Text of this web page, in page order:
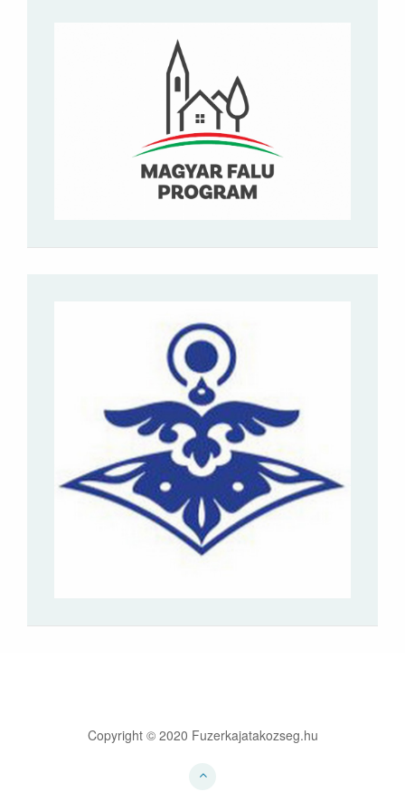
Copyright © 2020 Fuzerkajatakozseg.hu